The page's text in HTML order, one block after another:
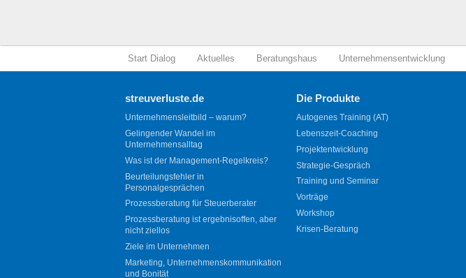
Start Dialog Aktuelles Beratungshaus Unternehmensentwicklung
streuverluste.de
Unternehmensleitbild – warum?
Gelingender Wandel im
Unternehmensalltag
Was ist der Management-Regelkreis?
Beurteilungsfehler in
Personalgesprächen
Prozessberatung für Steuerberater
Prozessberatung ist ergebnisoffen, aber
nicht ziellos
Ziele im Unternehmen
Marketing, Unternehmenskommunikation
und Bonität
Die Produkte
Autogenes Training (AT)
Lebenszeit-Coaching
Projektentwicklung
Strategie-Gespräch
Training und Seminar
Vorträge
Workshop
Krisen-Beratung